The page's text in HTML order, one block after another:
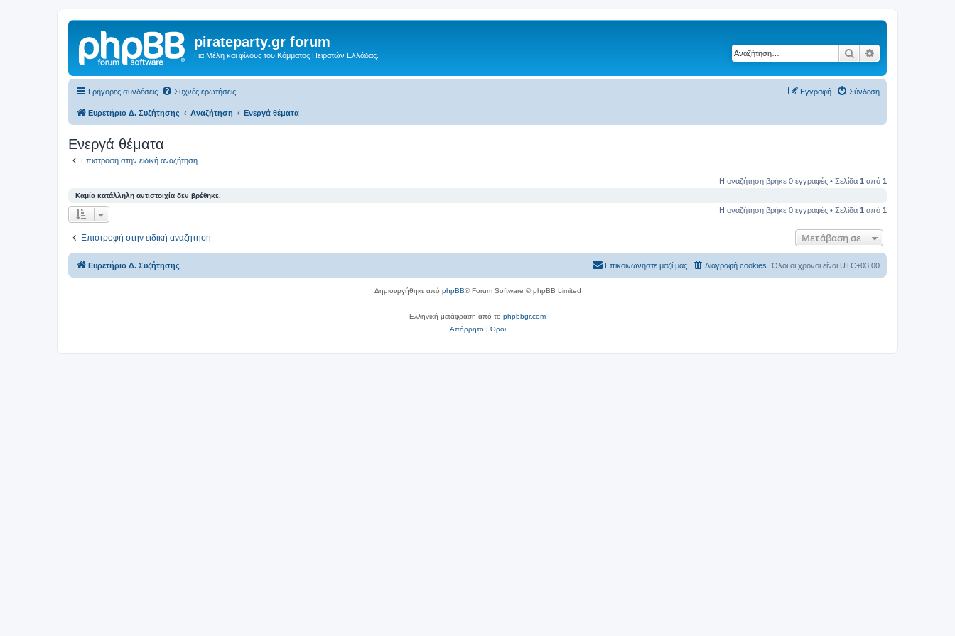
pirateparty.gr forum
Για Μέλη και φίλους του Κόμματος Πειρατών Ελλάδας. Αναζήτηση
Γρήγορες συνδέσεις Συχνές ερωτήσεις Σύνδεση
Εγγραφή
Ευρετήριο Δ. Συζήτησης Αναζήτηση Ενεργά θέματα
Ενεργά θέματα
Επιστροφή στην ειδική αναζήτηση
Η αναζήτηση βρήκε 0 εγγραφές • Σελίδα 1 από 1
Καμία κατάλληλη αντιστοιχία δεν βρέθηκε.
Η αναζήτηση βρήκε 0 εγγραφές • Σελίδα 1 από 1
Επιστροφή στην ειδική αναζήτηση Μετάβαση σε
Ευρετήριο Δ. Συζήτησης Όλοι οι χρόνοι είναι UTC+03:00
Διαγραφή cookies
Επικοινωνήστε μαζί μας
Δημιουργήθηκε από phpBB® Forum Software © phpBB Limited
Ελληνική μετάφραση από το phpbbgr.com
Απόρρητο|Όροι